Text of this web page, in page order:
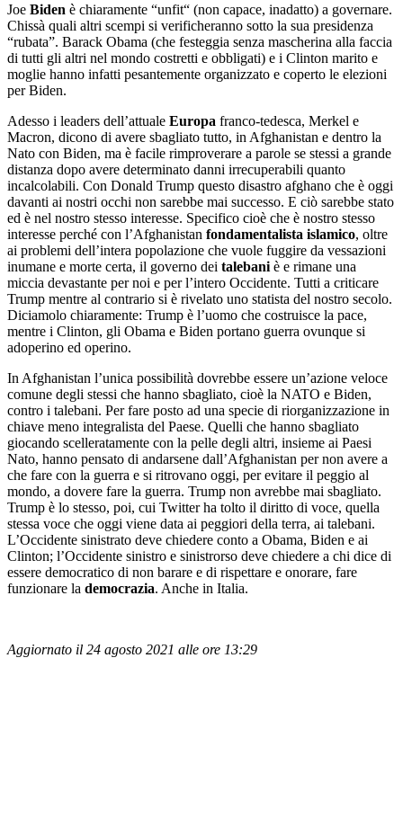
Joe Biden è chiaramente “unfit“ (non capace, inadatto) a governare.
Chissà quali altri scempi si verificheranno sotto la sua presidenza
“rubata”. Barack Obama (che festeggia senza mascherina alla faccia
di tutti gli altri nel mondo costretti e obbligati) e i Clinton marito e
moglie hanno infatti pesantemente organizzato e coperto le elezioni
per Biden.
Adesso i leaders dell’attuale Europa franco-tedesca, Merkel e
Macron, dicono di avere sbagliato tutto, in Afghanistan e dentro la
Nato con Biden, ma è facile rimproverare a parole se stessi a grande
distanza dopo avere determinato danni irrecuperabili quanto
incalcolabili. Con Donald Trump questo disastro afghano che è oggi
davanti ai nostri occhi non sarebbe mai successo. E ciò sarebbe stato
ed è nel nostro stesso interesse. Specifico cioè che è nostro stesso
interesse perché con l’Afghanistan fondamentalista islamico, oltre
ai problemi dell’intera popolazione che vuole fuggire da vessazioni
inumane e morte certa, il governo dei talebani è e rimane una
miccia devastante per noi e per l’intero Occidente. Tutti a criticare
Trump mentre al contrario si è rivelato uno statista del nostro secolo.
Diciamolo chiaramente: Trump è l’uomo che costruisce la pace,
mentre i Clinton, gli Obama e Biden portano guerra ovunque si
adoperino ed operino.
In Afghanistan l’unica possibilità dovrebbe essere un’azione veloce
comune degli stessi che hanno sbagliato, cioè la NATO e Biden,
contro i talebani. Per fare posto ad una specie di riorganizzazione in
chiave meno integralista del Paese. Quelli che hanno sbagliato
giocando scelleratamente con la pelle degli altri, insieme ai Paesi
Nato, hanno pensato di andarsene dall’Afghanistan per non avere a
che fare con la guerra e si ritrovano oggi, per evitare il peggio al
mondo, a dovere fare la guerra. Trump non avrebbe mai sbagliato.
Trump è lo stesso, poi, cui Twitter ha tolto il diritto di voce, quella
stessa voce che oggi viene data ai peggiori della terra, ai talebani.
L’Occidente sinistrato deve chiedere conto a Obama, Biden e ai
Clinton; l’Occidente sinistro e sinistrorso deve chiedere a chi dice di
essere democratico di non barare e di rispettare e onorare, fare
funzionare la democrazia. Anche in Italia.
Aggiornato il 24 agosto 2021 alle ore 13:29